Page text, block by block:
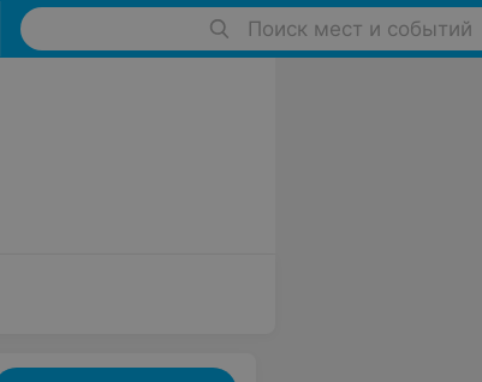
Поиск мест и событий